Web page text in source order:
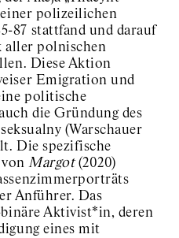
polizeilichen
87 stattfand und darauf
aller polnischen
Diese Aktion
Emigration und
politische
die Gründung des
(Warschauer
Die spezifische
vonMargot(2020)
Anführer. Das
Aktivist*in, deren
eines mit